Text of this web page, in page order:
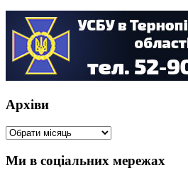
Архіви
Архіви
Ми в соціальних мережах